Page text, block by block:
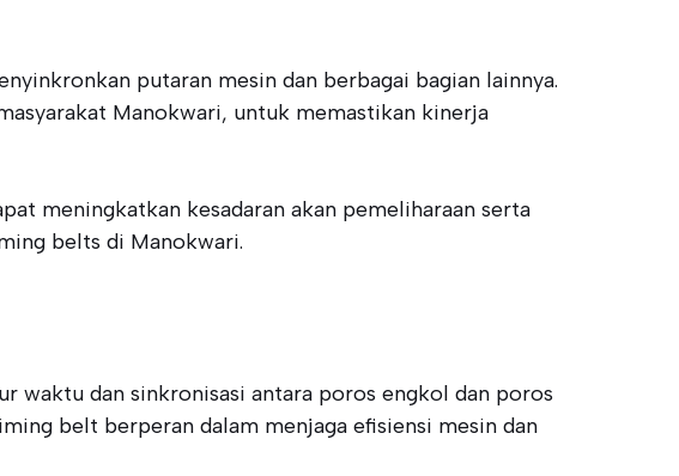
putaran mesin dan berbagai bagian lainnya.
Manokwari, untuk memastikan kinerja
meningkatkan kesadaran akan pemeliharaan serta
belts di Manokwari.
waktu dan sinkronisasi antara poros engkol dan poros
belt berperan dalam menjaga efisiensi mesin dan